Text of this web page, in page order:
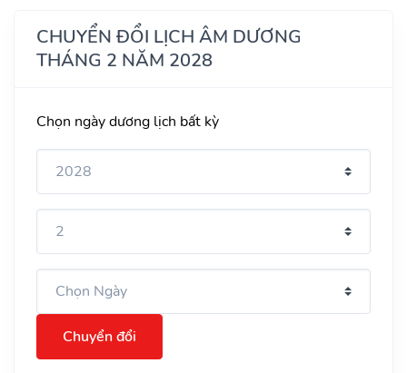
CHUYỂN ĐỔI LỊCH ÂM DƯƠNG
THÁNG 2 NĂM 2028
Chọn ngày dương lịch bất kỳ
Chuyển đổi